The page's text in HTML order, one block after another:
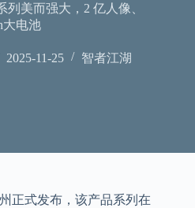
列美而强大，2 亿人像、
大电池
2025-11-25 智者江湖
正式发布，该产品系列在